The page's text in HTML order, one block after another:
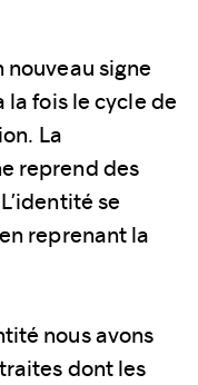
nouveau signe
la fois le cycle de
La
reprend des
se
reprenant la
nous avons
dont les